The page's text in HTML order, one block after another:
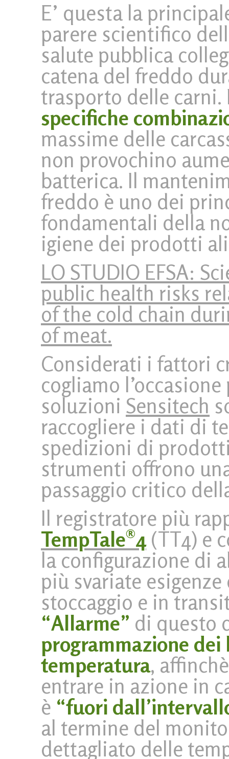
E’ questa la
parere scientifico
salute pubblica
catena del freddo
trasporto delle carni.
specifiche
massime delle
non provochino
batterica. Il
freddo è uno dei
fondamentali della
igiene dei prodotti
LO STUDIO EFSA:
public health risks
of the cold chain
of meat.
Considerati i fattori
cogliamo
soluzioni Sensitech
raccogliere i dati di
spedizioni di
strumenti offrono
passaggio critico
Il registratore più
TempTale®4(TT4) e
la configurazione di
più svariate
stoccaggio e in
“Allarme” di questo
programmazione
temperatura,
entrare in azione in
è “fuori
al termine del
dettagliato delle